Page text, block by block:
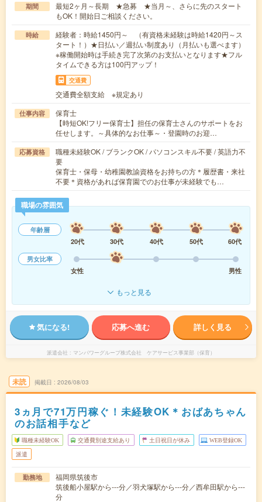
期間
最短2ヶ月～長期 ★急募 ★当月～、さらに先のスタート
もOK！開始日ご相談ください。
時給
経験者：時給1450円～ （有資格未経験は時給1420円～ス
タート！）★日払い／週払い制度あり（月払いも選べます）
※稼働開始時は手続き完了次第のお支払いとなります★フル
タイムできる方は100円アップ！
交通費
交通費全額支給 ※規定あり
仕事内容
保育士
【時短OK!フリー保育士】担任の保育士さんのサポートをお
任せします。～具体的なお仕事～・登園時のお迎…
応募資格
職種未経験OK / ブランクOK / パソコンスキル不要 / 英語力不
要
保育士・保母・幼稚園教諭資格をお持ちの方＊履歴書・来社
不要＊資格があれば保育園でのお仕事が未経験でも…
職場の雰囲気
年齢層
20代
30代 40代 50代
60代
男女比率
女性
男性
もっと見る
気になる! 応募へ進む 詳しく見る
派遣会社 マンパワーグループ株式会社 ケアサービス事業部（保育）
未読 掲載日 2026/08/03
3ヵ月で71万円稼ぐ！未経験OK＊おばあちゃん
のお話相手など
職種未経験OK 交通費別途支給あり 土日祝日が休み WEB登録OK
派遣
勤務地
福岡県筑後市
筑後船小屋駅から---分／羽犬塚駅から---分／西牟田駅から---
分